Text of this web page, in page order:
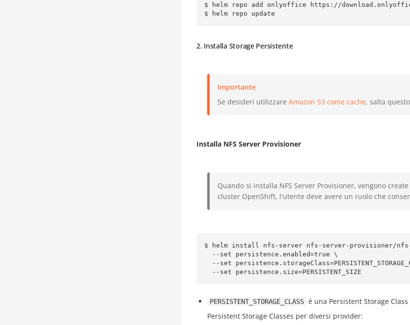
$ helm repo add onlyoffice https://
$ helm repo update
2. Installa Storage Persistente
Importante
Se desideri utilizzare Amazon S3 come cache, salta
Installa NFS Server Provisioner
Quando si installa NFS Server Provisioner, vengono create
cluster OpenShift, l'utente deve avere un ruolo che
$ helm install nfs-server nfs-server-provisioner/
  --set persistence.size=PERSISTENT_SIZE
PERSISTENT_STORAGE_CLASS è una Persistent Storage
Persistent Storage Classes per diversi provider: